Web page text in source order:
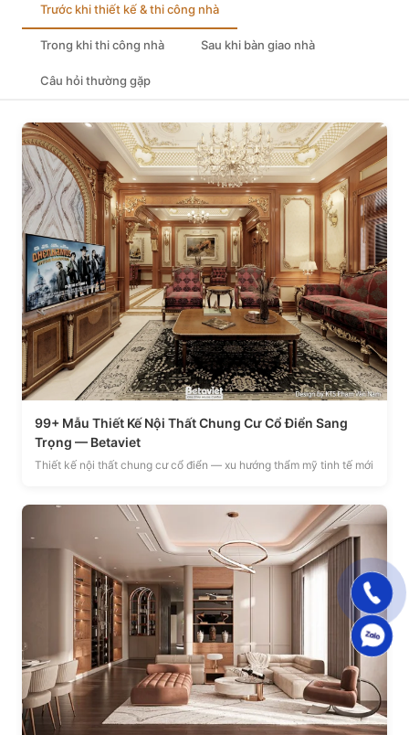
Trước khi thiết kế & thi công nhà
Trong khi thi công nhà Sau khi bàn giao nhà
Câu hỏi thường gặp
99+ Mẫu Thiết Kế Nội Thất Chung Cư Cổ Điển Sang
Trọng — Betaviet
Thiết kế nội thất chung cư cổ điển — xu hướng thẩm mỹ tinh tế mới